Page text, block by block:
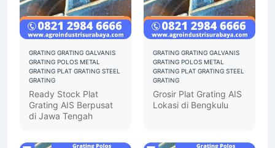
GRATING GRATING GALVANIS
GRATING POLOS METAL
GRATING PLAT GRATING STEEL
GRATING
Ready Stock Plat
Grating AIS Berpusat
di Jawa Tengah
GRATING GRATING GALVANIS
GRATING POLOS METAL
GRATING PLAT GRATING STEEL
GRATING
Grosir Plat Grating AIS
Lokasi di Bengkulu